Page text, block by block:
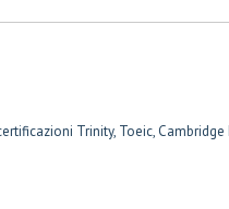
Trinity, Toeic, Cambridge